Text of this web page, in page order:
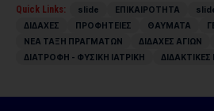
Quick Links: slide ΕΠΙΚΑΙΡΟΤΗΤΑ
ΔΙΔΑΧΕΣ
ΠΡΟΦΗΤΕΙΕΣ ΘΑΥΜΑΤΑ
ΝΕΑ ΤΑΞΗ ΠΡΑΓΜΑΤΩΝ
ΔΙΔΑΧΕΣ ΑΓΙΩΝ
ΔΙΑΤΡΟΦΗ - ΦΥΣΙΚΗ ΙΑΤΡΙΚΗ
ΔΙΔΑΚΤΙΚΕΣ